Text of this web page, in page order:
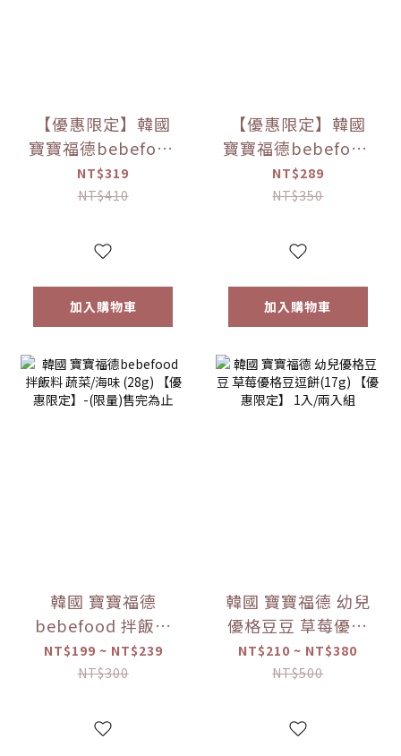
【優惠限定】韓國
寶寶福德bebefood
兒童專用調味海鹽
(120g)
NT$319
NT$410
加入購物車
【優惠限定】韓國
寶寶福德bebefood
寶寶專用醬油 煮湯/
沾用 (180ml)
NT$289
NT$350
加入購物車
韓國 寶寶福德
bebefood 拌飯料
蔬菜/海味 (28g)
【優惠限定】-(限
NT$199 ~ NT$239
NT$300
韓國 寶寶福德 幼兒
優格豆豆 草莓優格
豆逗餅(17g) 【優惠
限定】 1入/兩入組
NT$210 ~ NT$380
NT$500